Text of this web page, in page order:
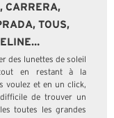
CARRERA,
TOUS,
des lunettes de soleil
en restant à la
voulez et en un click,
de trouver un
toutes les grandes